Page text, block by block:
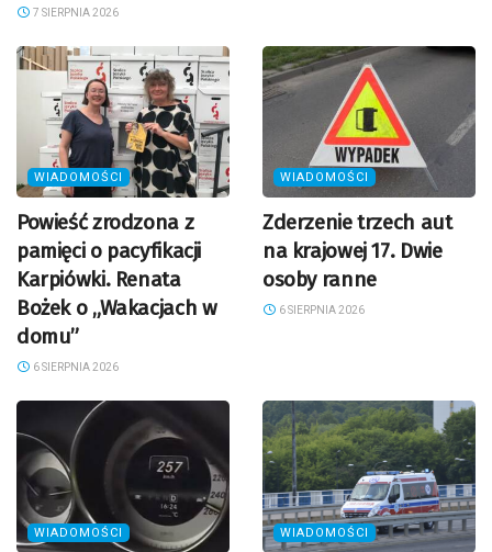
7 SIERPNIA 2026
WIADOMOŚCI
Powieść zrodzona z
pamięci o pacyfikacji
Karpiówki. Renata
Bożek o „Wakacjach w
domu”
6 SIERPNIA 2026
WIADOMOŚCI
Zderzenie trzech aut
na krajowej 17. Dwie
osoby ranne
6 SIERPNIA 2026
WIADOMOŚCI WIADOMOŚCI